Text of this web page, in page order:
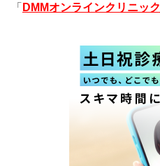
「 DMMオンラインクリニック